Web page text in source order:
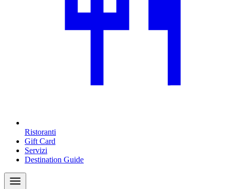
Ristoranti
Gift Card
Servizi
Destination Guide